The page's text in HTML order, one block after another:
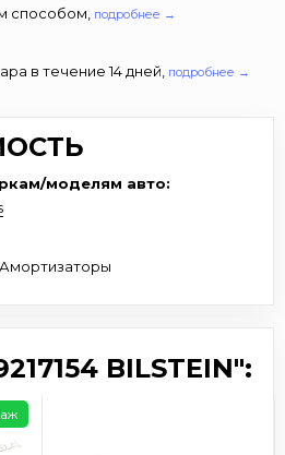
способом, подробнее →
в течение 14 дней, подробнее →
моделям авто:
Амортизаторы
BILSTEIN":